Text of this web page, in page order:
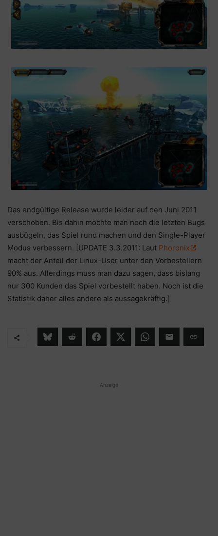
Das endgültige Release wurde leider auf den Juni 2011
verschoben. Bis dahin möchte man noch die letzten Bugs
ausbügeln, das Spiel rund machen und den Single-Player
Modus verbessern. [UPDATE 3.3.2011: Laut Phoronix
macht der Anteil der Linux-User unter den Vorbestellern
90% aus. Allerdings muss man dazu sagen, dass bislang
nur 300 Kunden das Spiel vorbestellt haben. Noch ist die
Statistik daher alles andere als aussagekräftig.]
Anzeige